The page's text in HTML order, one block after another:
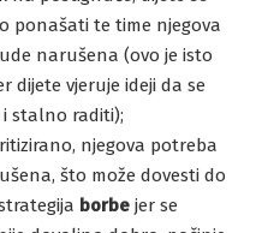
ponašati te time njegova
narušena (ovo je isto
dijete vjeruje ideji da se
stalno raditi);
njegova potreba
što može dovesti do
borbe jer se